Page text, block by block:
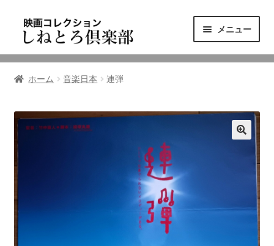
ゲ
シ
ン
へ
ス
テ
ツ
ス
キ
ッ
メニュー
ニュース
東三河の映画館
ホーム 音楽日本 連弾